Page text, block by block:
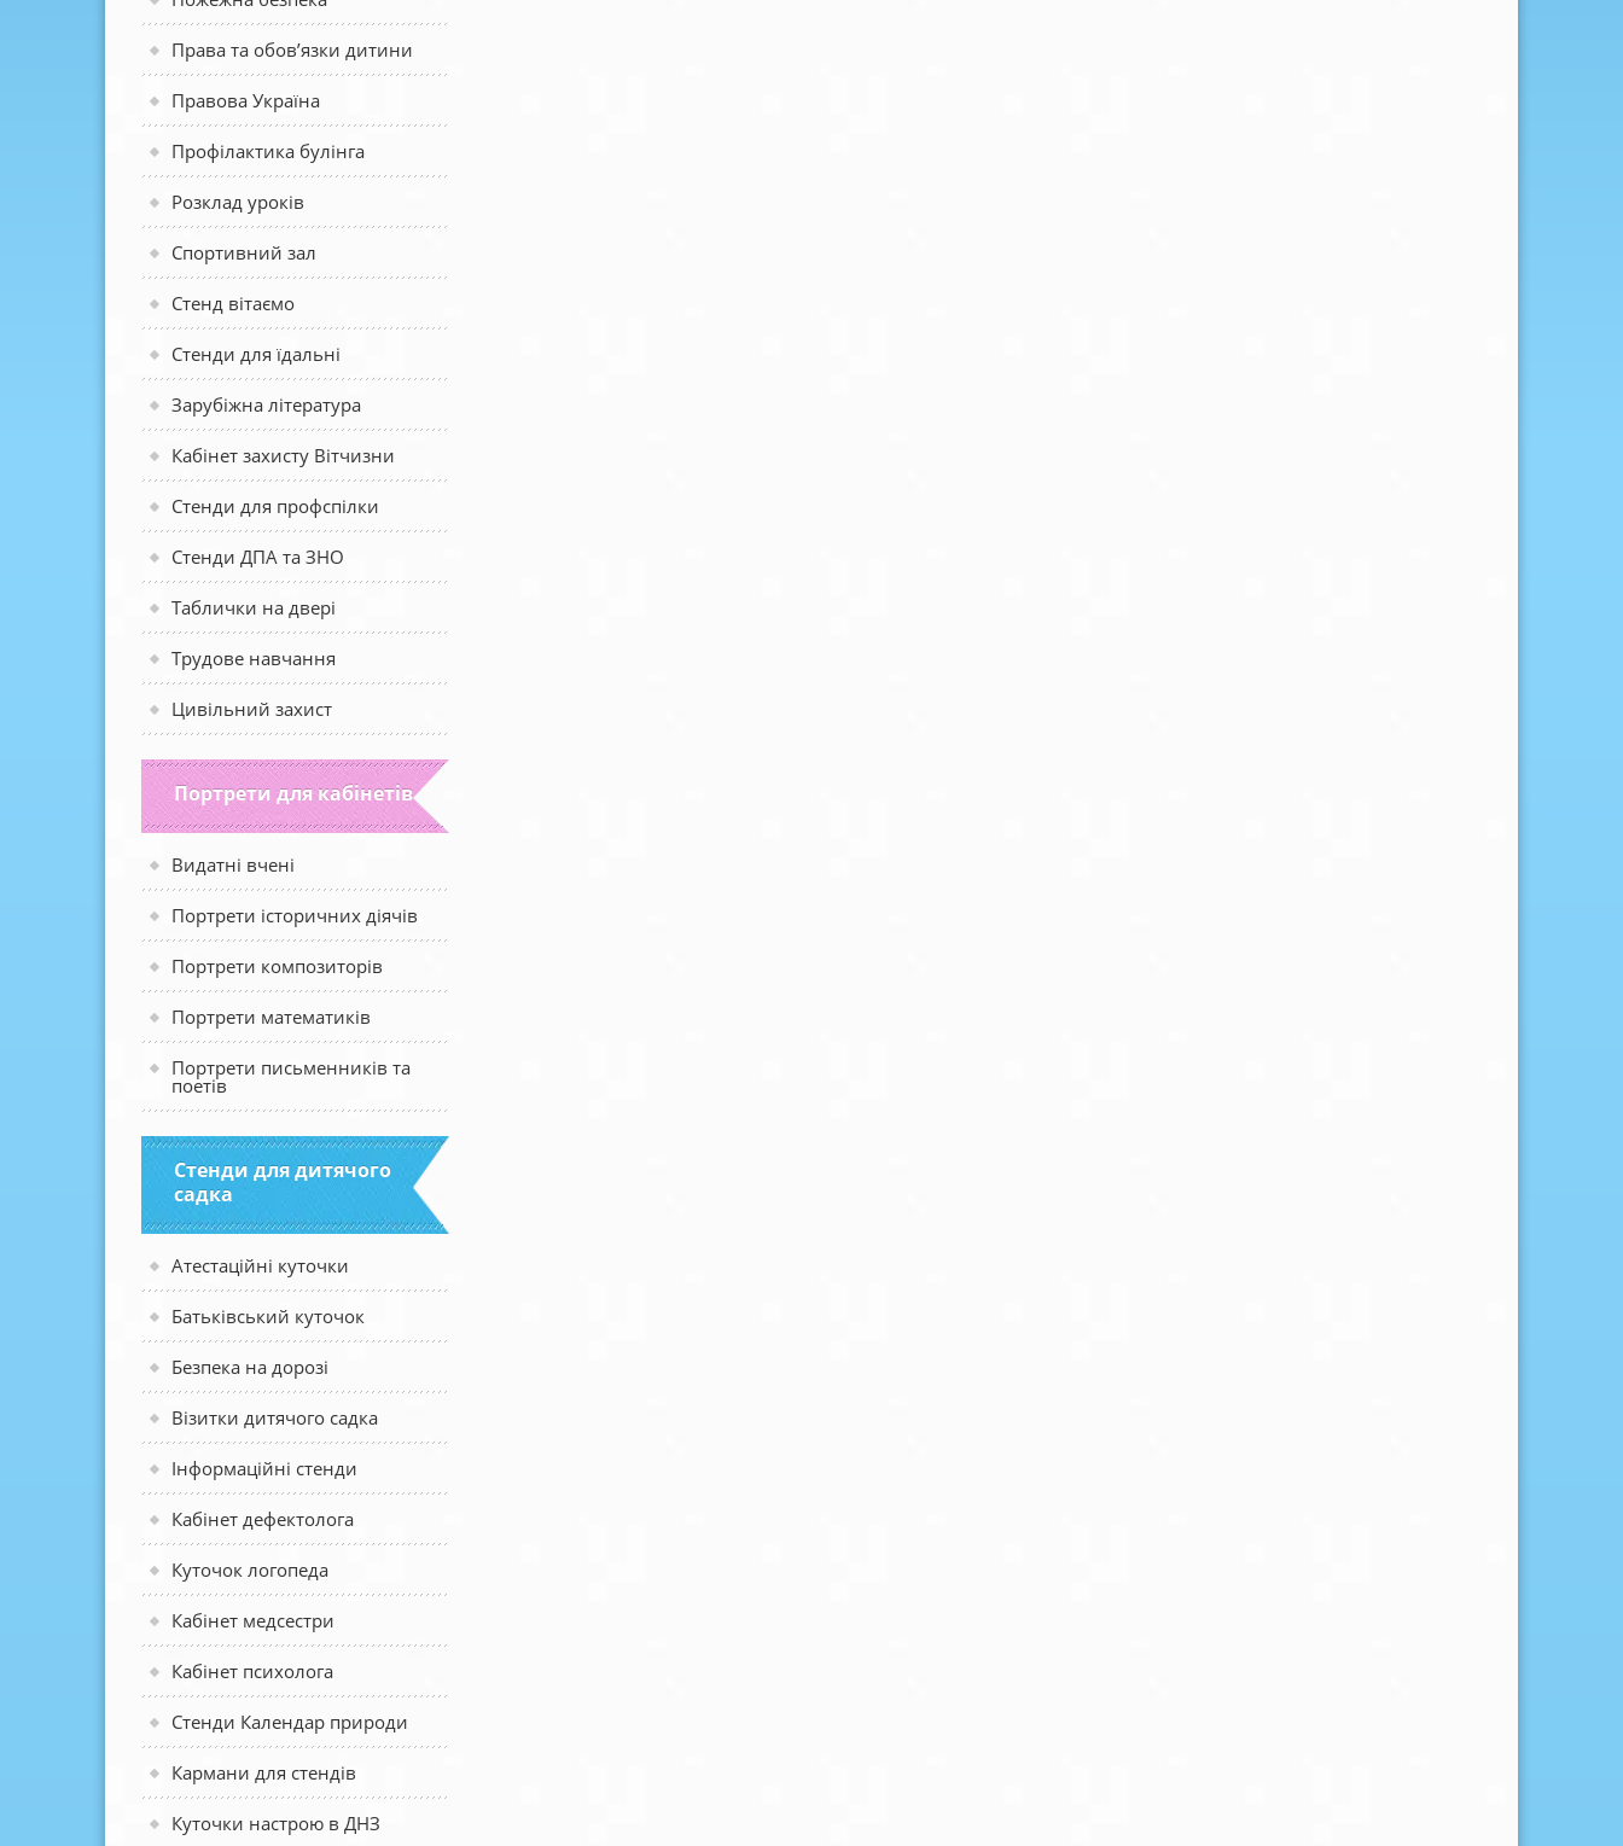
Права та обов’язки дитини
Правова Україна
Профілактика булінга
Розклад уроків
Спортивний зал
Стенд вітаємо
Стенди для їдальні
Зарубіжна література
Кабінет захисту Вітчизни
Стенди для профспілки
Стенди ДПА та ЗНО
Таблички на двері
Трудове навчання
Цивільний захист
Портрети для кабінетів
Видатні вчені
Портрети історичних діячів
Портрети композиторів
Портрети математиків
Портрети письменників та
поетів
Стенди для дитячого
садка
Атестаційні куточки
Батьківський куточок
Безпека на дорозі
Візитки дитячого садка
Інформаційні стенди
Кабінет дефектолога
Куточок логопеда
Кабінет медсестри
Кабінет психолога
Стенди Календар природи
Кармани для стендів
Куточки настрою в ДНЗ